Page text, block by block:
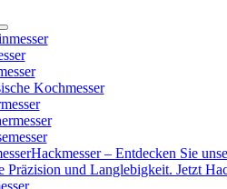
Kochmesser
Hackmesser – Entdecken Sie
Präzision und Langlebigkeit. Jetzt